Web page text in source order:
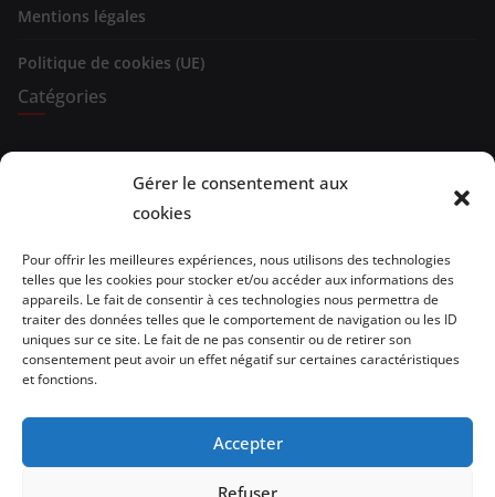
Gérer le consentement aux
cookies
Pour offrir les meilleures expériences, nous utilisons des technologies
telles que les cookies pour stocker et/ou accéder aux informations des
appareils. Le fait de consentir à ces technologies nous permettra de
traiter des données telles que le comportement de navigation ou les ID
uniques sur ce site. Le fait de ne pas consentir ou de retirer son
consentement peut avoir un effet négatif sur certaines caractéristiques
et fonctions.
Accepter
Refuser
Mentions légales
Politique de cookies (UE)
Catégories
Evénements
Brèves de lecture
Opinion